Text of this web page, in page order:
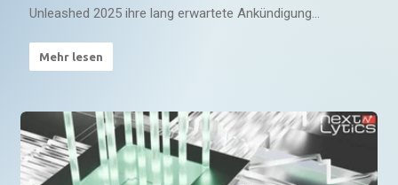
Unleashed 2025 ihre lang erwartete Ankündigung...
Mehr lesen